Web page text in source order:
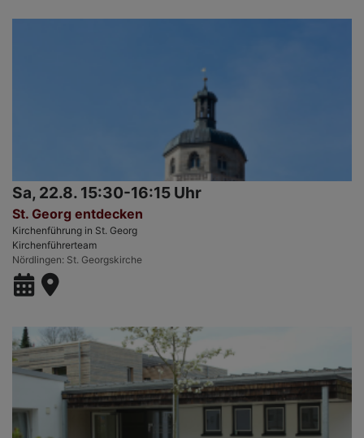
Sa, 22.8. 15:30-16:15 Uhr
St. Georg entdecken
Kirchenführung in St. Georg
Kirchenführerteam
Nördlingen St. Georgskirche